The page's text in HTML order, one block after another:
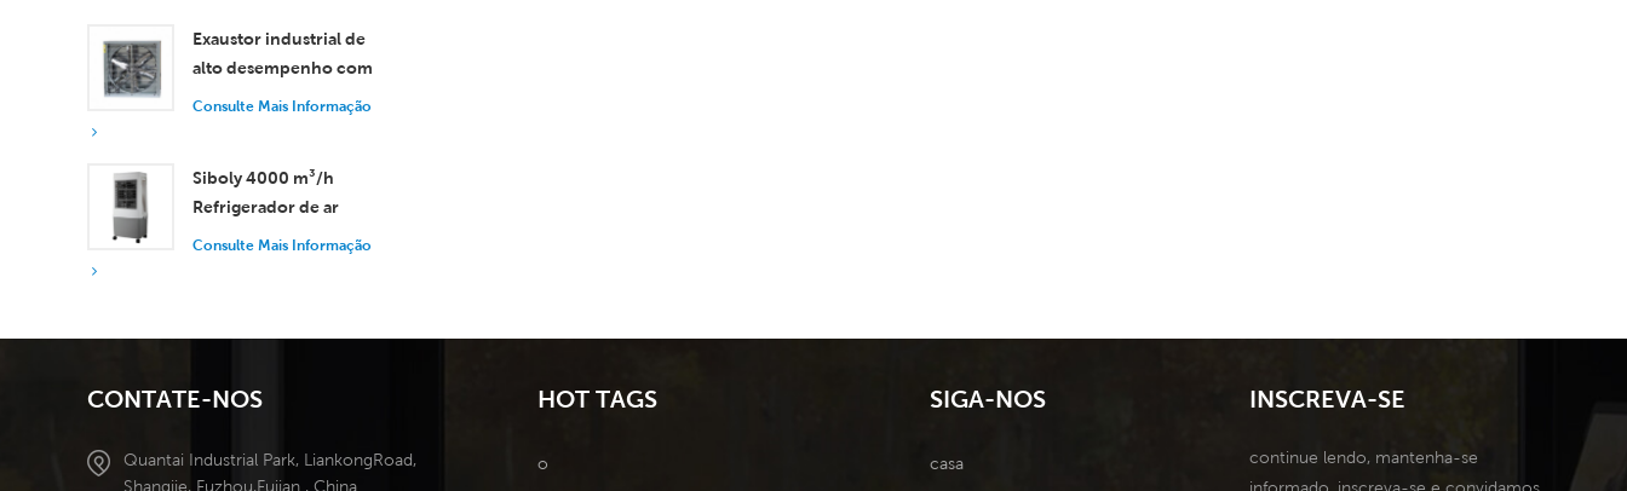
Exaustor industrial de
alto desempenho com
vazão de ar de 37.000
Consulte Mais Informação
Siboly 4000 m³/h
Refrigerador de ar
industrial portátil 50L
Consulte Mais Informação
CONTATE-NOS
Quantai Industrial Park, LiankongRoad,
Shangjie, Fuzhou,Fujian , China
HOT TAGS
o
SIGA-NOS
casa
INSCREVA-SE
continue lendo, mantenha-se
informado, inscreva-se e convidamos